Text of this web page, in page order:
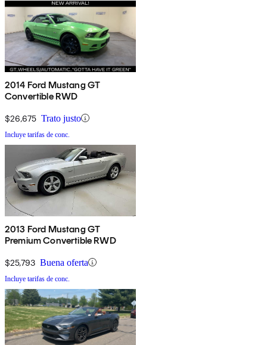
2014 Ford Mustang GT
Convertible RWD
$26,675 Trato justo
Incluye tarifas de conc.
2013 Ford Mustang GT
Premium Convertible RWD
$25,793 Buena oferta
Incluye tarifas de conc.